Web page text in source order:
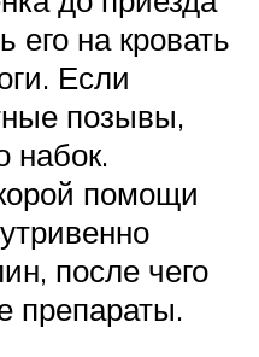
его на кровать
Если
позывы,
набок.
помощи
после чего
препараты.